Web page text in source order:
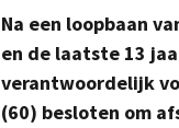
Na een loopbaan
en de laatste 13
verantwoordelijk
(60) besloten om